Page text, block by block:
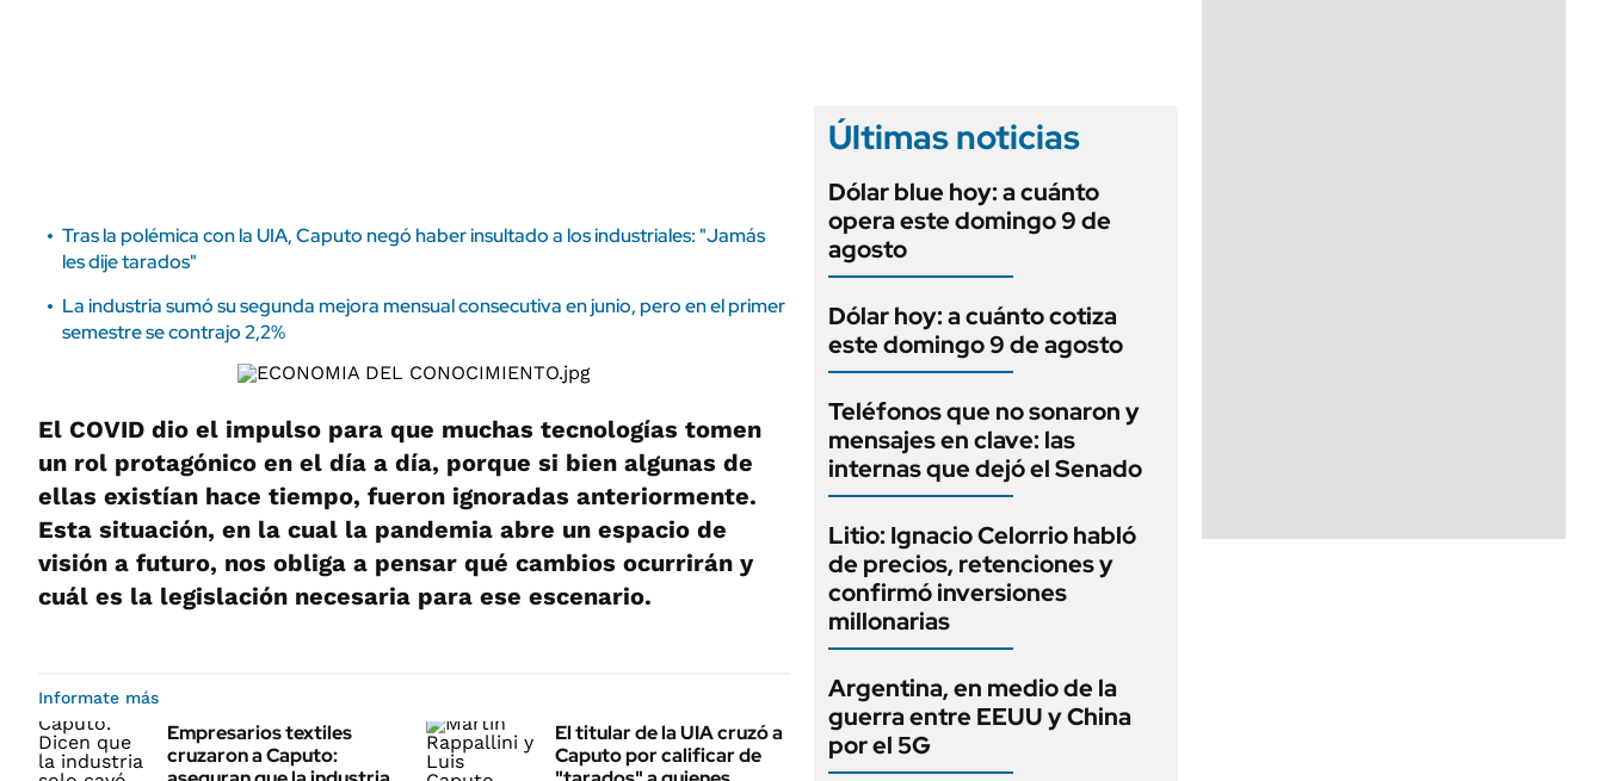
Tras la polémica con la UIA, Caputo negó haber insultado a los industriales: "Jamás
les dije tarados"
La industria sumó su segunda mejora mensual consecutiva en junio, pero en el primer
semestre se contrajo 2,2%
El COVID dio el impulso para que muchas tecnologías tomen
un rol protagónico en el día a día, porque si bien algunas de
ellas existían hace tiempo, fueron ignoradas anteriormente.
Esta situación, en la cual la pandemia abre un espacio de
visión a futuro, nos obliga a pensar qué cambios ocurrirán y
cuál es la legislación necesaria para ese escenario.
Informate más
Empresarios textiles
cruzaron a Caputo:
El titular de la UIA cruzó a
Caputo por calificar de
Últimas noticias
Dólar blue hoy: a cuánto
opera este domingo 9 de
agosto
Dólar hoy: a cuánto cotiza
este domingo 9 de agosto
Teléfonos que no sonaron y
mensajes en clave: las
internas que dejó el Senado
Litio: Ignacio Celorrio habló
de precios, retenciones y
confirmó inversiones
millonarias
Argentina, en medio de la
guerra entre EEUU y China
por el 5G